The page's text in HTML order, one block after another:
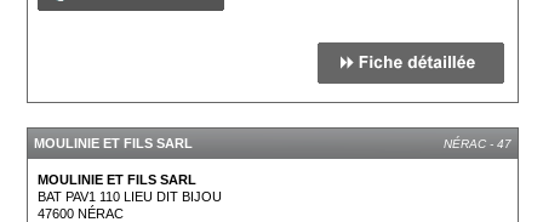
MOULINIE ET FILS SARL NÉRAC - 47
MOULINIE ET FILS SARL
BAT PAV1 110 LIEU DIT BIJOU
47600NÉRAC